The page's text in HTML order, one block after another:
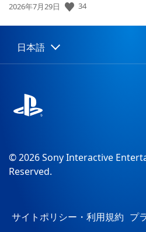
公
日:
2026年7月29日 34
Select
a
Current
region:
日本語
© 2026 Sony Interactive
Reserved.
サイトポリシー・利用規約 プ